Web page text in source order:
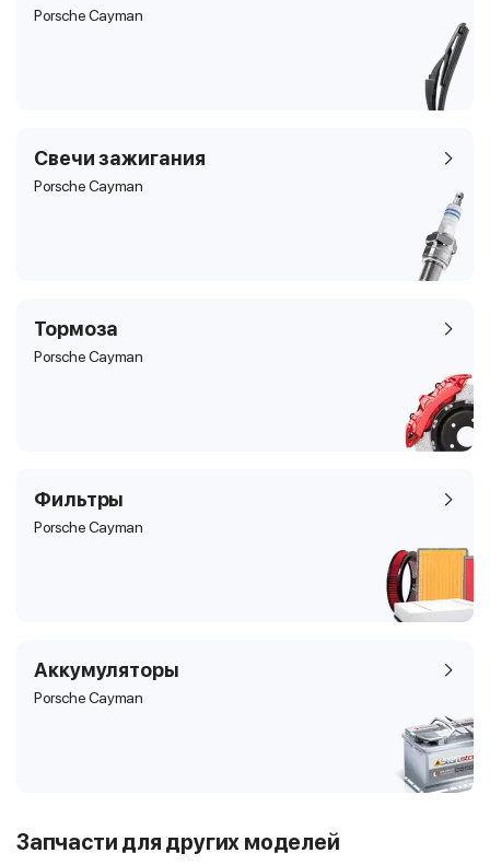
Porsche Cayman
Свечи зажигания
Porsche Cayman
Тормоза
Porsche Cayman
Фильтры
Porsche Cayman
Аккумуляторы
Porsche Cayman
Запчасти для других моделей